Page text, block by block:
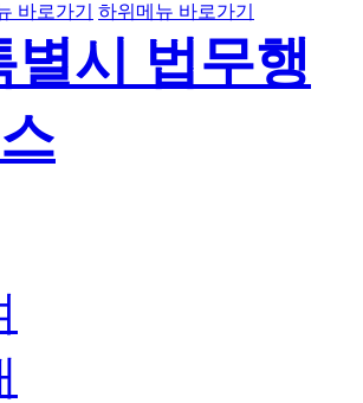
바로가기 하위메뉴 바로가기